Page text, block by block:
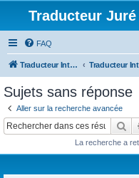
Traducteur
FAQ
Traducteur Interprète Juré de Belgique
Sujets sans réponse
Aller sur la recherche avancée
La recherche a